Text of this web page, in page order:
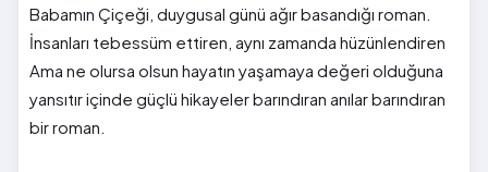
Babamın Çiçeği, duygusal günü ağır basandığı roman.
İnsanları tebessüm ettiren, aynı zamanda hüzünlendiren
Ama ne olursa olsun hayatın yaşamaya değeri olduğuna
yansıtır içinde güçlü hikayeler barındıran anılar barındıran
bir roman.